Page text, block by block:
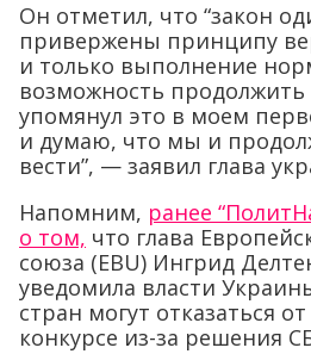
Он отметил, что “закон
привержены принципу
и только выполнение
возможность продолжить
упомянул это в моем
и думаю, что мы и
вести”, — заявил глава
Напомним, ранее
о том, что глава
союза (EBU) Ингрид
уведомила власти
стран могут отказаться
конкурсе из-за решения